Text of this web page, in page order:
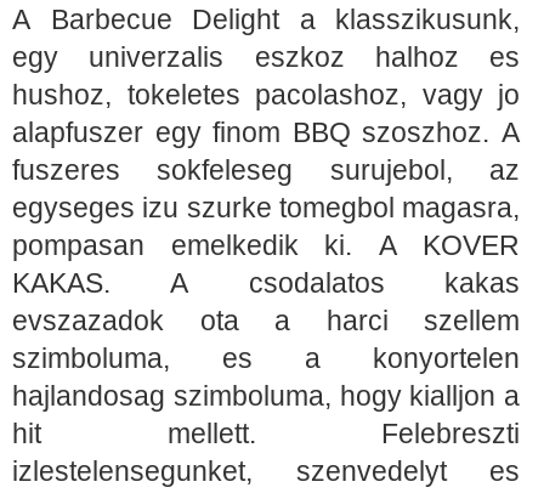
A Barbecue Delight a klasszikusunk,
egy univerzalis eszkoz halhoz es
hushoz, tokeletes pacolashoz, vagy jo
alapfuszer egy finom BBQ szoszhoz. A
fuszeres sokfeleseg surujebol, az
egyseges izu szurke tomegbol magasra,
pompasan emelkedik ki. A KOVER
KAKAS. A csodalatos kakas
evszazadok ota a harci szellem
szimboluma, es a konyortelen
hajlandosag szimboluma, hogy kialljon a
hit mellett. Felebreszti
izlestelensegunket, szenvedelyt es